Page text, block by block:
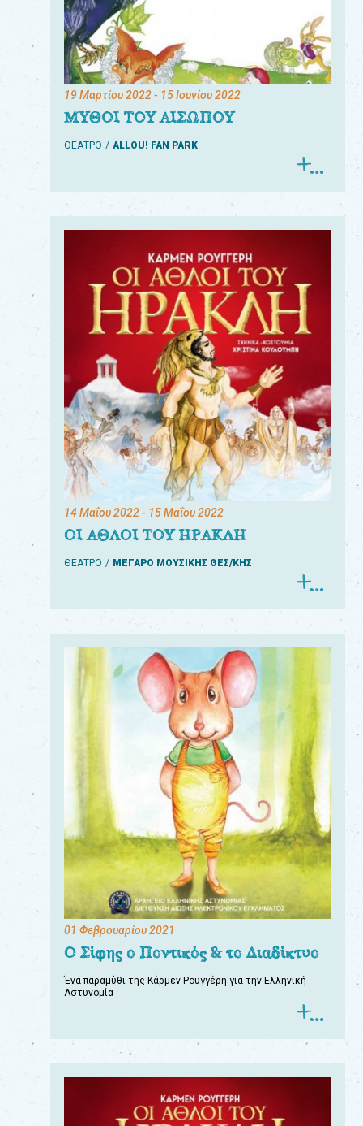
19 Μαρτίου 2022- 15 Ιουνίου 2022
ΜΥΘΟΙ ΤΟΥ ΑΙΣΩΠΟΥ
ΘΕΑΤΡΟ ALLOU! FAN PARK
14 Μαΐου 2022- 15 Μαΐου 2022
ΟΙ ΑΘΛΟΙ ΤΟΥ ΗΡΑΚΛΗ
ΘΕΑΤΡΟ ΜΕΓΑΡΟ ΜΟΥΣΙΚΗΣ ΘΕΣ/ΚΗΣ
01 Φεβρουαρίου 2021
Ο Σίφης ο Ποντικός & το Διαδίκτυο
Ένα παραμύθι της Κάρμεν Ρουγγέρη για την Ελληνική
Αστυνομία